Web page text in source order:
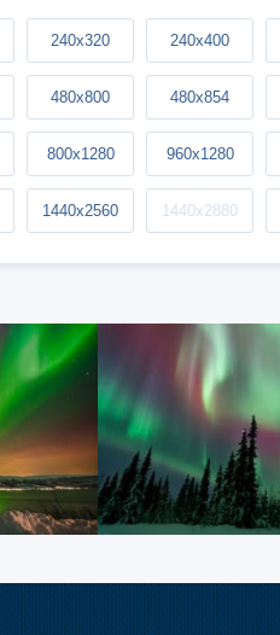
240x320 240x400
480x800 480x854
800x1280 960x1280
1440x2560 1440x2880